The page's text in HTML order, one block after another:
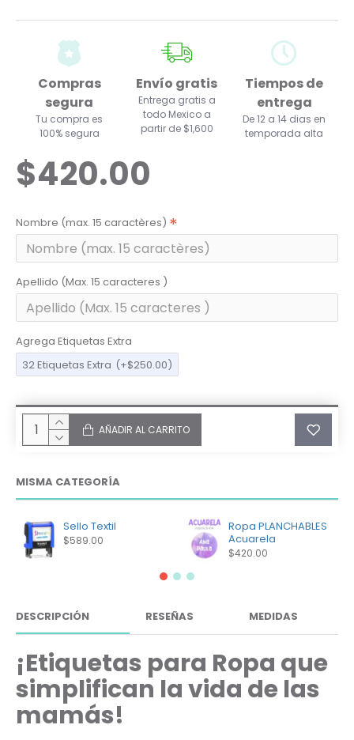
Compras
segura
Tu compra es
100% segura
Envío gratis
Entrega gratis a
todo Mexico a
partir de $1,600
Tiempos de
entrega
De 12 a 14 dias en
temporada alta
$420.00
Nombre (max. 15 caractères)
Apellido (Max. 15 caracteres )
Agrega Etiquetas Extra
32 Etiquetas Extra (+$250.00)
AÑADIR AL CARRITO
MISMA CATEGORÍA
Sello Textil
$589.00
Ropa PLANCHABLES
Acuarela
$420.00
DESCRIPCIÓN RESEÑAS MEDIDAS
¡Etiquetas para Ropa que
simplifican la vida de las
mamás!